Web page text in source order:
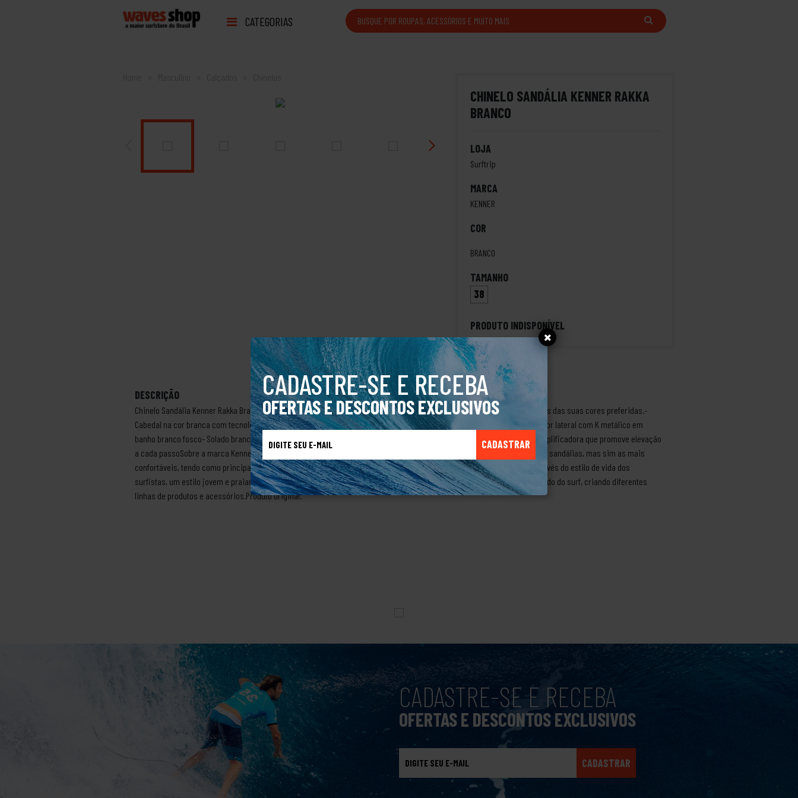
CADASTRE-SE E RECEBA
OFERTAS E DESCONTOS EXCLUSIVOS
CADASTRAR
CATEGORIAS
Home
CHINELO SANDÁLIA KENNER RAKKA
BRANCO
LOJA
Surftrip
MARCA
KENNER
COR
BRANCO
TAMANHO
38
PRODUTO INDISPONÍVEL
DESCRIÇÃO
Chinelo Sandália Kenner Rakka Branco A Rakka clássica entrou na tendência da paleta Candy: experimente tons mais claros das suas cores preferidas.-
Cabedal na cor branca com tecnologia Hydro-Off que repele a água- Palmilha de EVA extramacia na cor branca- Identificador lateral com K metálico em
banho branco fosco- Solado branco de borracha vulcanizada para garantir mais durabilidade do produto. Peça Re.Amp amplificadora que promove elevação
a cada passoSobre a marca KennerEm 1988 Peter Saimon teve a grande ideia de criar sandálias, mas não eram quaisquer sandálias, mas sim as mais
confortáveis, tendo como principal item as palmilhas macias que proporcionam grande conforto.Sua inspiração veio através do estilo de vida dos
surfistas, um estilo jovem e praiano. Com o crescimento da marca a Kenner passou a ser conhecida dentro e fora do mundo do surf, criando diferentes
linhas de produtos e acessórios.Produto Original.
CADASTRE-SE E RECEBA
OFERTAS E DESCONTOS EXCLUSIVOS
CADASTRAR